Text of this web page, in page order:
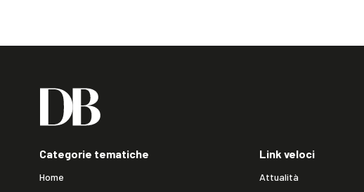
Categorie tematiche
Home
Link veloci
Attualità